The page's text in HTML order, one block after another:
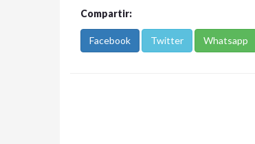
Compartir:
Facebook Twitter Whatsapp